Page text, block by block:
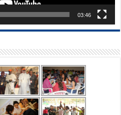
03:46